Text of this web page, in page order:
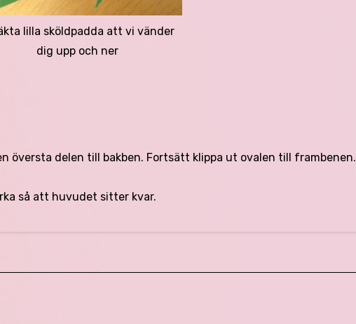
lilla sköldpadda att vi vänder
dig upp och ner
översta delen till bakben. Fortsätt klippa ut ovalen till frambenen.
så att huvudet sitter kvar.